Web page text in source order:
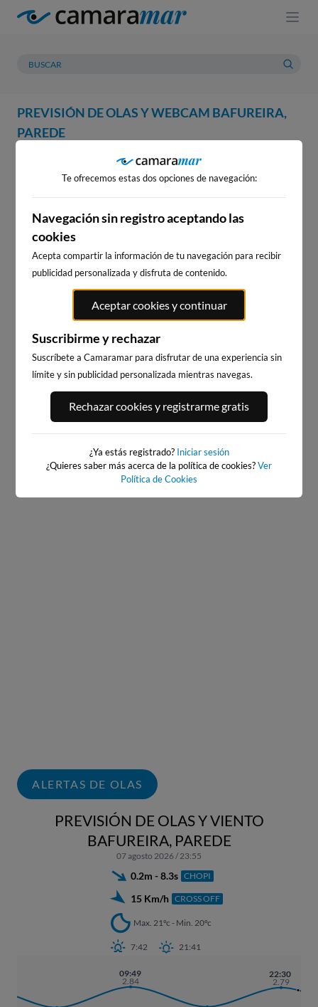
PREVISIÓN DE OLAS Y WEBCAM BAFUREIRA,
PAREDE
PREVISIÓN METEOROLOGÍA
WEBCAM BAFUREIRA, PAREDE
WEBCAMS CERCANAS
383km · Baiona
BAIONA_SANTA_MARTA
383km · Baiona
0.1 m CHOPI
ALERTAS DE OLAS
PREVISIÓN DE OLAS Y VIENTO
BAFUREIRA, PAREDE
07 agosto 2026 / 23:55
0.2m - 8.3s CHOPI
15 Km/h CROSS OFF
Max. 21ºc - Min. 20ºc
7:42 21:41
09:49
2.84
22:30
2.79
Te ofrecemos estas dos opciones de navegación:
Navegación sin registro aceptando las
cookies
Acepta compartir la información de tu navegación para recibir
publicidad personalizada y disfruta de contenido.
Aceptar cookies y continuar
Suscribirme y rechazar
Suscríbete a Camaramar para disfrutar de una experiencia sin
límite y sin publicidad personalizada mientras navegas.
Rechazar cookies y registrarme gratis
¿Ya estás registrado? Iniciar sesión
¿Quieres saber más acerca de la política de cookies?Ver
Política de Cookies